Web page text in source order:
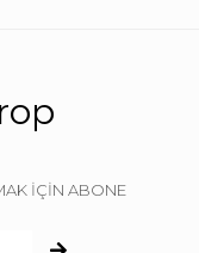
İÇİN ABONE